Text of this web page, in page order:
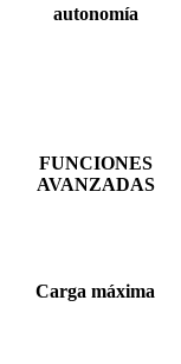
autonomía
FUNCIONES
AVANZADAS
Carga máxima